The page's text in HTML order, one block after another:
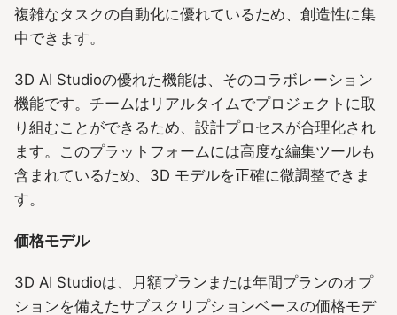
複雑なタスクの自動化に優れているため、創造性に集
中できます。
3D AI Studioの優れた機能は、そのコラボレーション
機能です。チームはリアルタイムでプロジェクトに取
り組むことができるため、設計プロセスが合理化され
ます。このプラットフォームには高度な編集ツールも
含まれているため、3D モデルを正確に微調整できま
す。
価格モデル
3D AI Studioは、月額プランまたは年間プランのオプ
ションを備えたサブスクリプションベースの価格モデ